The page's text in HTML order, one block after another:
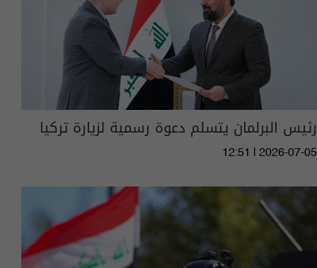
رئيس البرلمان يتسلم دعوة رسمية لزيارة تركيا
12:51 | 2026-07-05